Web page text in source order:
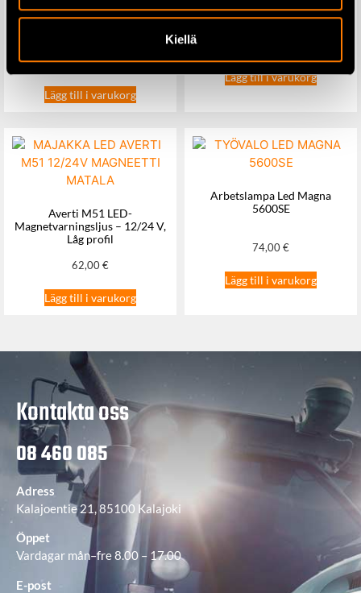
Kiellä
Yuasa YBX3096 – 12V 76Ah
batteri (278x175x190)
139,00€
Lägg till i varukorg
Lägg till i varukorg
Averti M51 LED-
Magnetvarningsljus – 12/24 V,
Låg profil
62,00€
Lägg till i varukorg
Arbetslampa Led Magna
5600SE
74,00€
Lägg till i varukorg
Kontakta oss
08 460 085
Adress
Kalajoentie 21, 85100 Kalajoki
Öppet
Vardagar mån–fre 8.00 – 17.00
E-post